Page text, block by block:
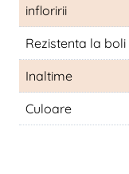
infloririi
Rezistenta la boli
Inaltime
Culoare